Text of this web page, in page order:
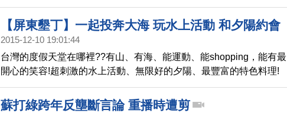
~
【屏東墾丁】一起投奔大海 玩水上活動 和夕陽約會
│1000步的繽紛台灣(5)
2015-12-10 19:01:44
台灣的度假天堂在哪裡??有山、有海、能運動、能shopping，能有最
開心的笑容!超刺激的水上活動、無限好的夕陽、最豐富的特色料理!
蘇打綠跨年反壟斷言論 重播時遭剪